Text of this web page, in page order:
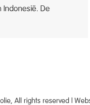
Indonesië. De
All rights reserved |